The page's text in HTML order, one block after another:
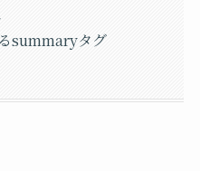
summaryタグ